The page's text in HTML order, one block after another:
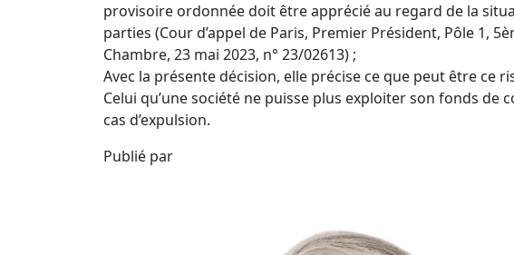
provisoire ordonnée doit être apprécié au regard de la
parties (Cour d’appel de Paris, Premier Président, Pôle 1,
Chambre, 23 mai 2023, n° 23/02613) ;
Avec la présente décision, elle précise ce que peut être ce
Celui qu’une société ne puisse plus exploiter son fonds de
cas d’expulsion.
Publié par